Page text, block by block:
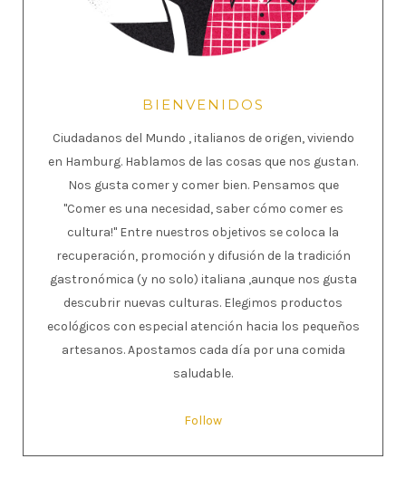
BIENVENIDOS
Ciudadanos del Mundo , italianos de origen, viviendo
en Hamburg. Hablamos de las cosas que nos gustan.
Nos gusta comer y comer bien. Pensamos que
"Comer es una necesidad, saber cómo comer es
cultura!" Entre nuestros objetivos se coloca la
recuperación, promoción y difusión de la tradición
gastronómica (y no solo) italiana ,aunque nos gusta
descubrir nuevas culturas. Elegimos productos
ecológicos con especial atención hacia los pequeños
artesanos. Apostamos cada día por una comida
saludable.
Follow